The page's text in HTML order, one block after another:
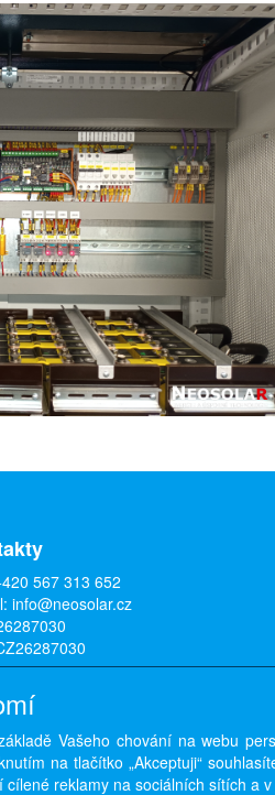
567 313 652
info@neosolar.cz
© ABRA Software a.s. 2026,
Vašeho chování na webu
na tlačítko „Akceptuji“
reklamy na sociálních sítích a